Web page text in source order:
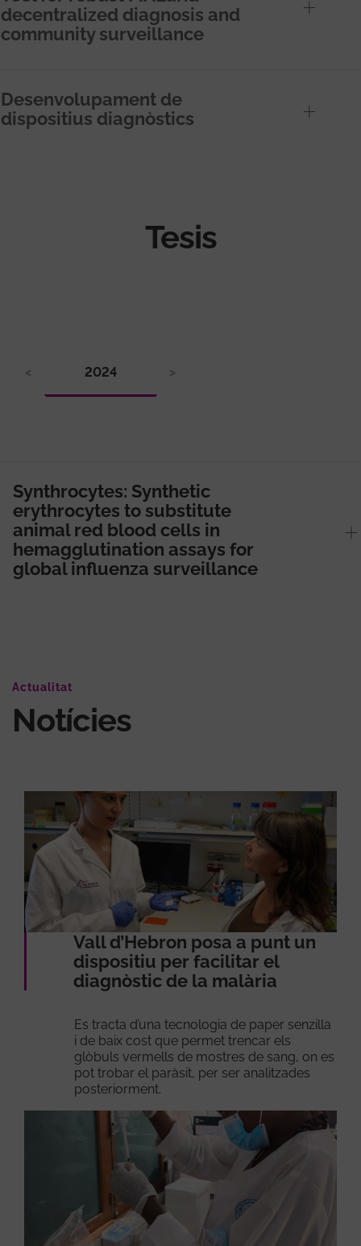
decentralized diagnosis and
community surveillance
Desenvolupament de
dispositius diagnòstics
Tesis
< 2024 >
Synthrocytes: Synthetic
erythrocytes to substitute
animal red blood cells in
hemagglutination assays for
global influenza surveillance
Actualitat
Notícies
Vall d’Hebron posa a punt un
dispositiu per facilitar el
diagnòstic de la malària
Es tracta d’una tecnologia de paper senzilla
i de baix cost que permet trencar els
glòbuls vermells de mostres de sang, on es
pot trobar el paràsit, per ser analitzades
posteriorment.